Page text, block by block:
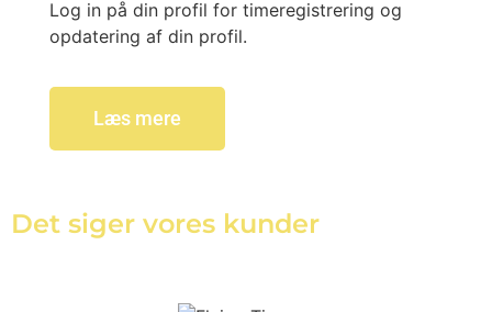
Log in på din profil for timeregistrering og
opdatering af din profil.
Læs mere
Det siger vores kunder